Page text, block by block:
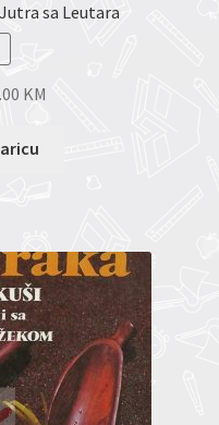
sa Leutara
KM